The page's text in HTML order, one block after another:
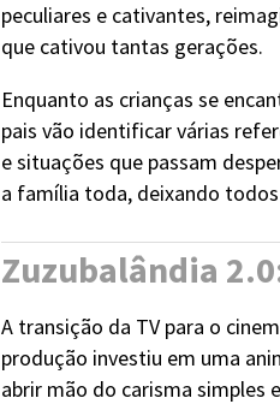
peculiares e cativantes,
que cativou tantas gerações.
Enquanto as crianças se
pais vão identificar várias
e situações que passam
a família toda, deixando
Zuzubalândia
A transição da TV para o
produção investiu em uma
abrir mão do carisma simples